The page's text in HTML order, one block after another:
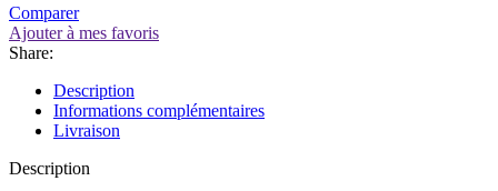
Comparer
Ajouter à mes favoris
Share:
Description
Informations complémentaires
Livraison
Description